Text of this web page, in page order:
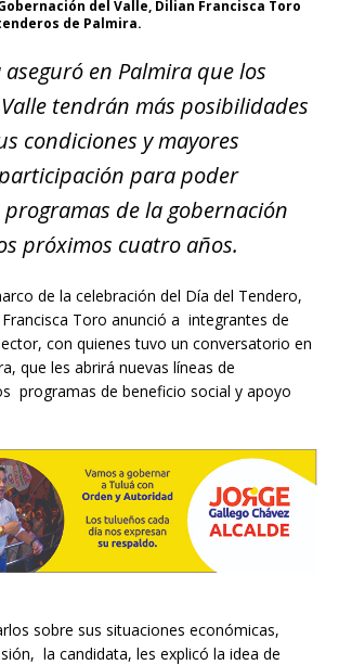
del Valle, Dilian Francisca Toro
de Palmira.
en Palmira que los
tendrán más posibilidades
condiciones y mayores
para poder
programas de la gobernación
próximos cuatro años.
de la celebración del Día del Tendero,
Toro anunció a integrantes de
con quienes tuvo un conversatorio en
que les abrirá nuevas líneas de
programas de beneficio social y apoyo
sobre sus situaciones económicas,
la candidata, les explicó la idea de